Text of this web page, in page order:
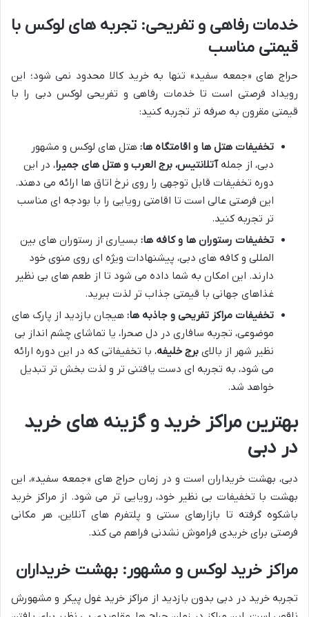
خدمات رفاهی و تفریحی: تجربه های لوکس با
قیمتی مناسب
حراج های «جمعه سفید» تنها به خرید کالا محدود نمی شود؛ این
رویداد فرصتی است تا خدمات رفاهی و تفریحی لوکس دبی را با
قیمتی مقرون به صرفه تر تجربه کنید:
تخفیفات هتل ها و اقامتگاه ها: هتل های لوکس و مشهور
دبی، از جملهآتلانتیس، برج العرب و هتل های جمیرا، در این
دوره تخفیفات قابل توجهی را روی نرخ اتاق ها ارائه می دهند.
این فرصتی عالی است تا اقامتی رویایی را با بودجه ای مناسب
تر تجربه کنید.
تخفیفات رستوران ها و کافه ها: بسیاری از رستوران های بین
المللی و کافه های دبی، پیشنهادات ویژه ای روی منوی خود
دارند. این امکان به شما داده می شود تا از طعم های بی نظیر
غذاهای جهانی با قیمتی جذاب تر لذت ببرید.
تخفیفات مراکز تفریحی و جاذبه ها: هیجان بازدید از پارک های
موضوعی، تجربه سافاری در دل صحرا، یا تماشای چشم انداز بی
نظیر شهر از بالای برج خلیفه، با تخفیفاتی که در این دوره ارائه
می شود، به تجربه ای دست یافتنی تر و لذت بخش تر تبدیل
خواهد شد.
بهترین مراکز خرید و گزینه های خرید
در دبی
دبی، بهشت خریداران است و در زمان حراج های «جمعه سفید»، این
بهشت با تخفیفات بی نظیر خود، رویایی تر می شود. از مراکز خرید
باشکوه گرفته تا بازارهای سنتی و پلتفرم های آنلاین، هر مکانی
فرصتی برای خریدی فراموش نشدنی فراهم می کند.
مراکز خرید لوکس و مشهور: بهشت خریداران
تجربه خرید در دبی بدون بازدید از مراکز خرید غول پیکر و مشهورش